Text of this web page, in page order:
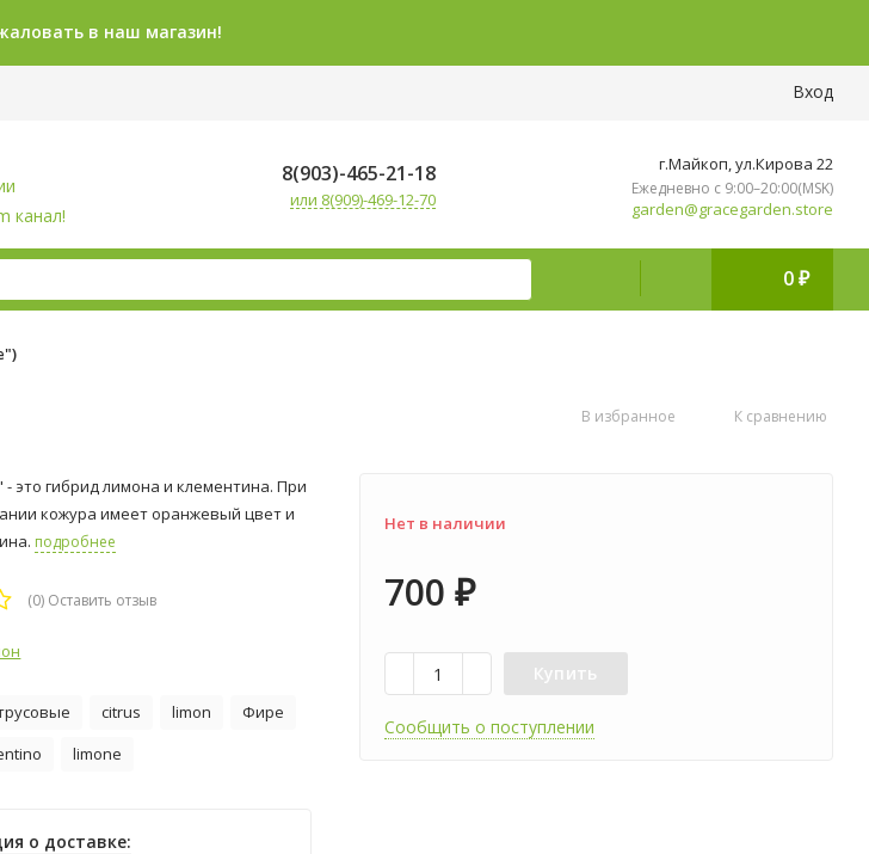
в наш магазин!
Вход
канал!
8(903)-465-21-18
или 8(909)-469-12-70
г.Майкоп, ул.Кирова 22
Ежедневно с 9:00–20:00(MSK)
garden@gracegarden.store
0 ₽
В избранное К сравнению
это гибрид лимона и клементина. При
кожура имеет оранжевый цвет и
подробнее
(0) Оставить отзыв
citrus limon
Фире
limone
о доставке:
Нет в наличии
700 ₽
Купить
Сообщить о поступлении